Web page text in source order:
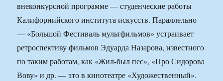
внеконкурсной программе — студенческие работы
Калифорнийского института искусств. Параллельно
— «Большой Фестиваль мультфильмов» устраивает
ретроспективу фильмов Эдуарда Назарова, известного
по таким работам, как «Жил-был пес», «Про Сидорова
Вову» и др. — это в кинотеатре «Художественный».